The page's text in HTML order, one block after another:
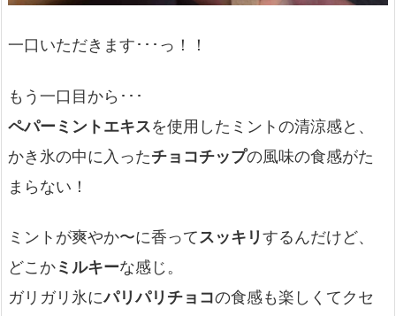
一口いただきます･･･っ！！
もう一口目から･･･
ペパーミントエキスを使用したミントの清涼感と、
かき氷の中に入ったチョコチップの風味の食感がた
まらない！
ミントが爽やか〜に香ってスッキリするんだけど、
どこかミルキーな感じ。
ガリガリ氷にパリパリチョコの食感も楽しくてクセ